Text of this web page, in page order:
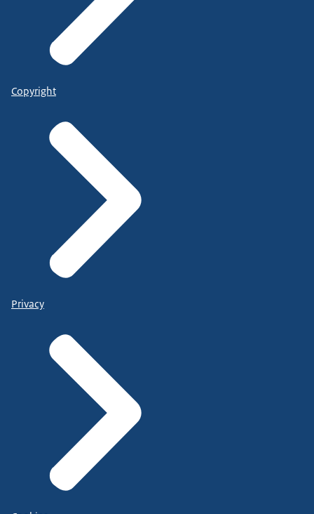
Copyright
Privacy